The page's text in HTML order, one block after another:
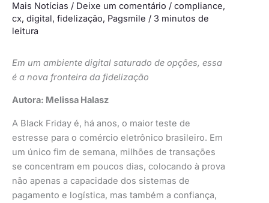
Mais Notícias / Deixe um comentário / compliance,
cx, digital, fidelização, Pagsmile / 3 minutos de
leitura
Em um ambiente digital saturado de opções, essa
é a nova fronteira da fidelização
Autora: Melissa Halasz
A Black Friday é, há anos, o maior teste de
estresse para o comércio eletrônico brasileiro. Em
um único fim de semana, milhões de transações
se concentram em poucos dias, colocando à prova
não apenas a capacidade dos sistemas de
pagamento e logística, mas também a confiança,